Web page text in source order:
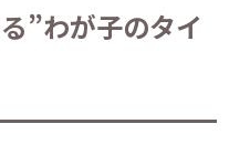
”わが子のタイ